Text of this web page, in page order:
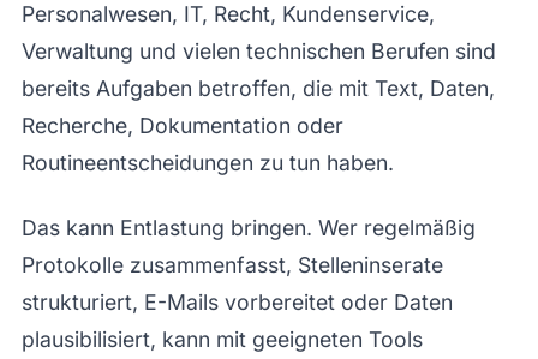
Personalwesen, IT, Recht, Kundenservice,
Verwaltung und vielen technischen Berufen sind
bereits Aufgaben betroffen, die mit Text, Daten,
Recherche, Dokumentation oder
Routineentscheidungen zu tun haben.
Das kann Entlastung bringen. Wer regelmäßig
Protokolle zusammenfasst, Stelleninserate
strukturiert, E-Mails vorbereitet oder Daten
plausibilisiert, kann mit geeigneten Tools